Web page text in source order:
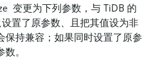
变更为下列参数，与 TiDB 的
置了原参数、且把其值设为非
保持兼容；如果同时设置了原参
。